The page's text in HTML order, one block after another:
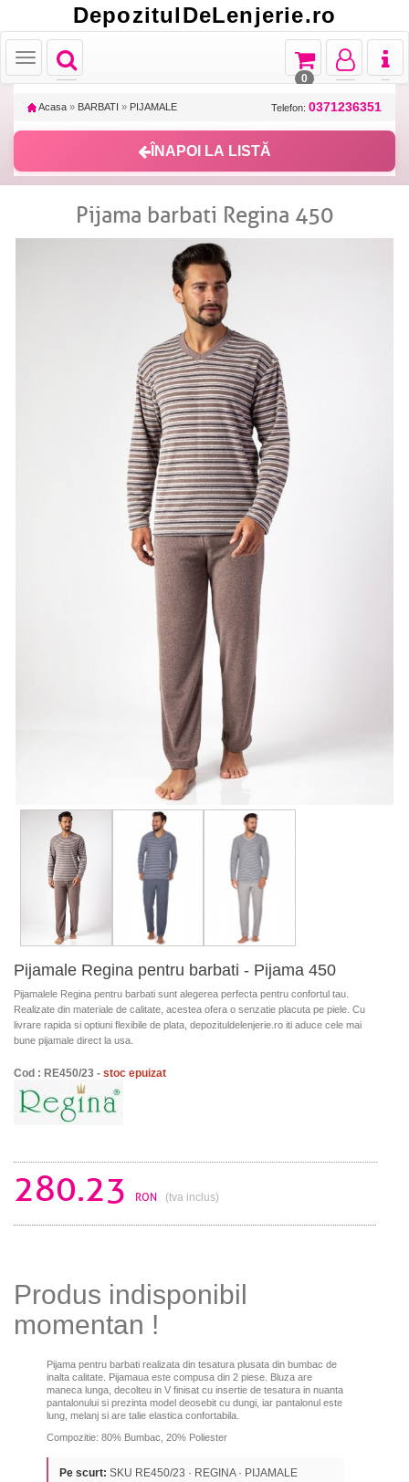
DepozitulDeLenjerie.ro
Toggle
navigation
Toggle
Toggle
navigation
Toggle
navigation
Toggle
navigation
0
Acasa » BARBATI » PIJAMALE Telefon: 0371236351
ÎNAPOI LA LISTĂ
Pijama barbati Regina 450
Pijamale Regina pentru barbati - Pijama 450
Pijamalele Regina pentru barbati sunt alegerea perfecta pentru confortul tau.
Realizate din materiale de calitate, acestea ofera o senzatie placuta pe piele. Cu
livrare rapida si optiuni flexibile de plata, depozituldelenjerie.ro iti aduce cele mai
bune pijamale direct la usa.
Cod : RE450/23 - stoc epuizat
280.23 RON (tva inclus)
Produs indisponibil
momentan !
Pijama pentru barbati realizata din tesatura plusata din bumbac de
inalta calitate. Pijamaua este compusa din 2 piese. Bluza are
maneca lunga, decolteu in V finisat cu insertie de tesatura in nuanta
pantalonului si prezinta model deosebit cu dungi, iar pantalonul este
lung, melanj si are talie elastica confortabila.
Compozitie: 80% Bumbac, 20% Poliester
Pe scurt: SKU RE450/23 · REGINA · PIJAMALE